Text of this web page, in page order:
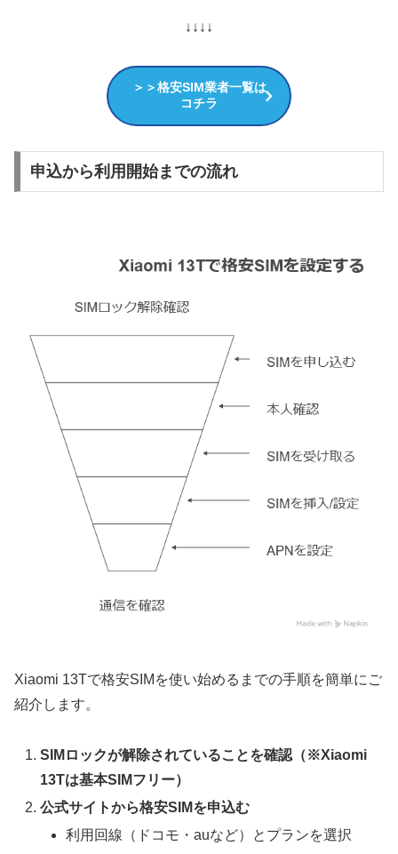
↓↓↓↓
＞＞格安SIM業者一覧は
コチラ
申込から利用開始までの流れ
Xiaomi 13Tで格安SIMを使い始めるまでの手順を簡単にご
紹介します。
SIMロックが解除されていることを確認（※Xiaomi
13Tは基本SIMフリー）
公式サイトから格安SIMを申込む
利用回線（ドコモ・auなど）とプランを選択